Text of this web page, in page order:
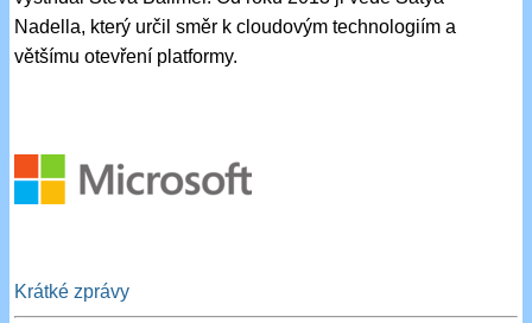
Nadella, který určil směr k cloudovým technologiím a
většímu otevření platformy.
Krátké zprávy